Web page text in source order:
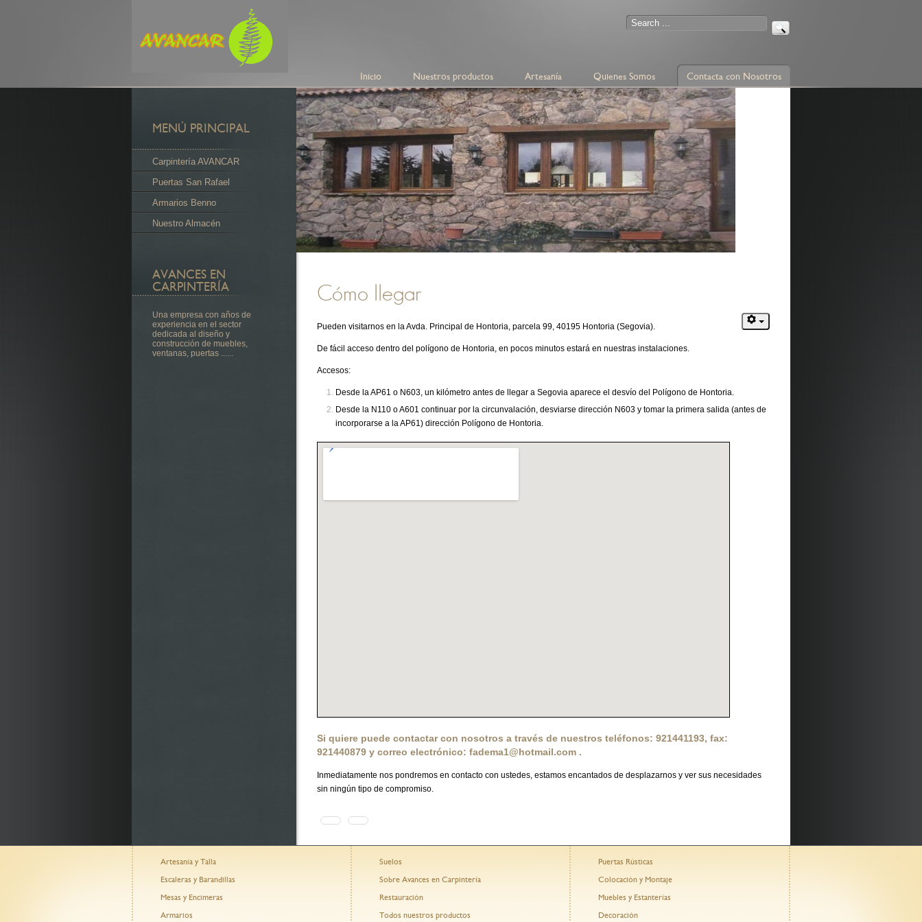
Contacta con Nosotros
Quienes Somos
Artesanía
Nuestros productos
Inicio
MENÚ PRINCIPAL
Carpintería AVANCAR
Puertas San Rafael
Armarios Benno
Nuestro Almacén
AVANCES EN
CARPINTERÍA
Una empresa con años de
experiencia en el sector
dedicada al diseño y
construcción de muebles,
ventanas, puertas ......
Cómo llegar
Pueden visitarnos en la Avda. Principal de Hontoria, parcela 99, 40195 Hontoria (Segovia).
De fácil acceso dentro del polígono de Hontoria, en pocos minutos estará en nuestras instalaciones.
Accesos:
Desde la AP61 o N603, un kilómetro antes de llegar a Segovia aparece el desvío del Polígono de Hontoria.
Desde la N110 o A601 continuar por la circunvalación, desviarse dirección N603 y tomar la primera salida (antes de
incorporarse a la AP61) dirección Polígono de Hontoria.
Si quiere puede contactar con nosotros a través de nuestros teléfonos: 921441193, fax:
921440879 y correo electrónico: fadema1@hotmail.com .
Inmediatamente nos pondremos en contacto con ustedes, estamos encantados de desplazarnos y ver sus necesidades
sin ningún tipo de compromiso.
Artesanía y Talla
Escaleras y Barandillas
Mesas y Encimeras
Armarios
Suelos
Sobre Avances en Carpintería
Restauración
Todos nuestros productos
Puertas Rústicas
Colocación y Montaje
Muebles y Estanterías
Decoración